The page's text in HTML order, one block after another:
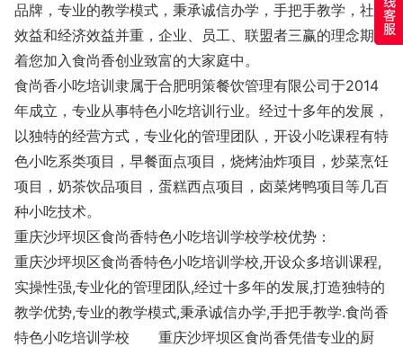
品牌，专业的教学模式，秉承诚信办学，手把手教学，社会
效益和经济效益并重，企业、员工、联盟者三赢的理念期待
着您加入食尚香创业致富的大家庭中。
食尚香小吃培训隶属于合肥明策餐饮管理有限公司于2014
年成立，专业从事特色小吃培训行业。经过十多年的发展，
以独特的经营方式，专业化的管理团队，开设小吃课程有特
色小吃系类项目，早餐面点项目，烧烤油炸项目，炒菜烹饪
项目，奶茶饮品项目，蛋糕西点项目，卤菜烤鸭项目等几百
种小吃技术。
重庆沙坪坝区食尚香特色小吃培训学校学校优势：
重庆沙坪坝区食尚香特色小吃培训学校,开设众多培训课程,
实操性强,专业化的管理团队,经过十多年的发展,打造独特的
教学优势,专业的教学模式,秉承诚信办学,手把手教学.食尚香
特色小吃培训学校 重庆沙坪坝区食尚香凭借专业的厨